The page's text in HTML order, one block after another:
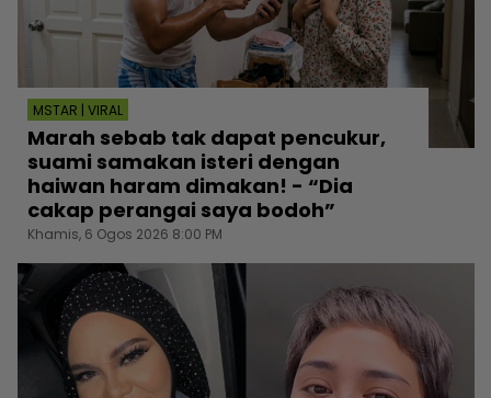
MSTAR | VIRAL
Marah sebab tak dapat pencukur,
suami samakan isteri dengan
haiwan haram dimakan! - “Dia
cakap perangai saya bodoh”
Khamis, 6 Ogos 2026 8:00 PM